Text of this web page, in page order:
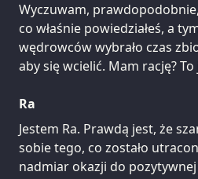
Wyczuwam,
co właśnie powiedziałeś, a
wędrowców wybrało czas
aby się wcielić. Mam rację?
Ra
Jestem Ra. Prawdą jest, że
sobie tego, co zostało
nadmiar okazji do